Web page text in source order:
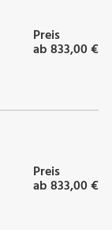
Preis
ab 833,00 €
Preis
ab 833,00 €